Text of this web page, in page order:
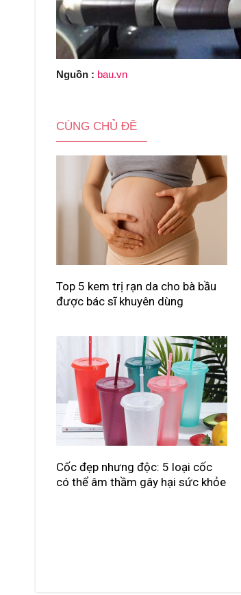
Nguồn : bau.vn
CÙNG CHỦ ĐỀ
Top 5 kem trị rạn da cho bà bầu
được bác sĩ khuyên dùng
Cốc đẹp nhưng độc: 5 loại cốc
có thể âm thầm gây hại sức khỏe